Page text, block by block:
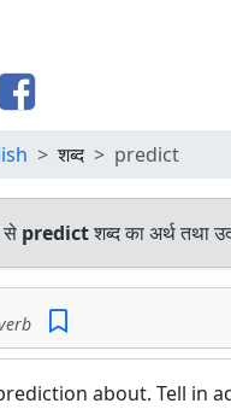
शब्द predict
से predictशब्द का अर्थ तथा
about. Tell in